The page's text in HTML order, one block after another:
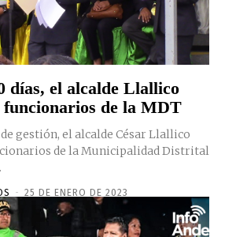
días, el alcalde Llallico
funcionarios de la MDT
gestión, el alcalde César Llallico
de la Municipalidad Distrital
- 25 DE ENERO DE 2023